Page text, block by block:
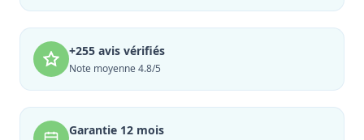
+255 avis vérifiés
Note moyenne 4.8/5
Garantie 12 mois